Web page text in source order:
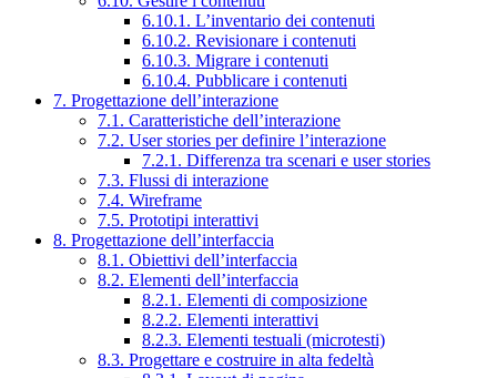
6.10.1. L’inventario dei contenuti
6.10.2. Revisionare i contenuti
6.10.3. Migrare i contenuti
6.10.4. Pubblicare i contenuti
7. Progettazione dell’interazione
7.1. Caratteristiche dell’interazione
7.2. User stories per definire l’interazione
7.2.1. Differenza tra scenari e user stories
7.3. Flussi di interazione
7.4. Wireframe
7.5. Prototipi interattivi
8. Progettazione dell’interfaccia
8.1. Obiettivi dell’interfaccia
8.2. Elementi dell’interfaccia
8.2.1. Elementi di composizione
8.2.2. Elementi interattivi
8.2.3. Elementi testuali (microtesti)
8.3. Progettare e costruire in alta fedeltà